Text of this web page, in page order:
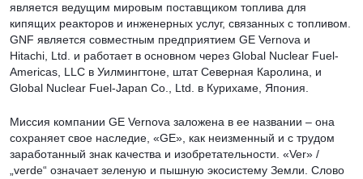
является ведущим мировым поставщиком топлива для
кипящих реакторов и инженерных услуг, связанных с топливом.
GNF является совместным предприятием GE Vernova и
Hitachi, Ltd. и работает в основном через Global Nuclear Fuel-
Americas, LLC в Уилмингтоне, штат Северная Каролина, и
Global Nuclear Fuel-Japan Co., Ltd. в Курихаме, Япония.
Миссия компании GE Vernova заложена в ее названии – она
сохраняет свое наследие, «GE», как неизменный и с трудом
заработанный знак качества и изобретательности. «Ver» /
„verde“ означает зеленую и пышную экосистему Земли. Слово